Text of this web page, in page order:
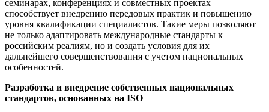
семинарах, конференциях и совместных проектах
способствует внедрению передовых практик и повышению
уровня квалификации специалистов. Такие меры позволяют
не только адаптировать международные стандарты к
российским реалиям, но и создать условия для их
дальнейшего совершенствования с учетом национальных
особенностей.
Разработка и внедрение собственных национальных
стандартов, основанных на ISO